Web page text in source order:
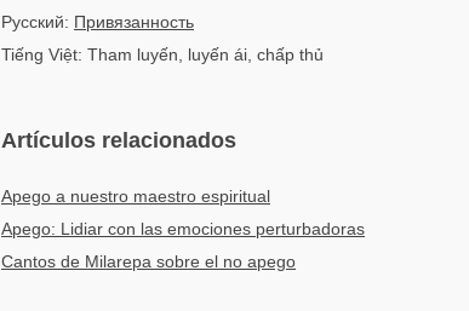
Русский: Привязанность
Tiếng Việt: Tham luyến, luyến ái, chấp thủ
Artículos relacionados
Apego a nuestro maestro espiritual
Apego: Lidiar con las emociones perturbadoras
Cantos de Milarepa sobre el no apego